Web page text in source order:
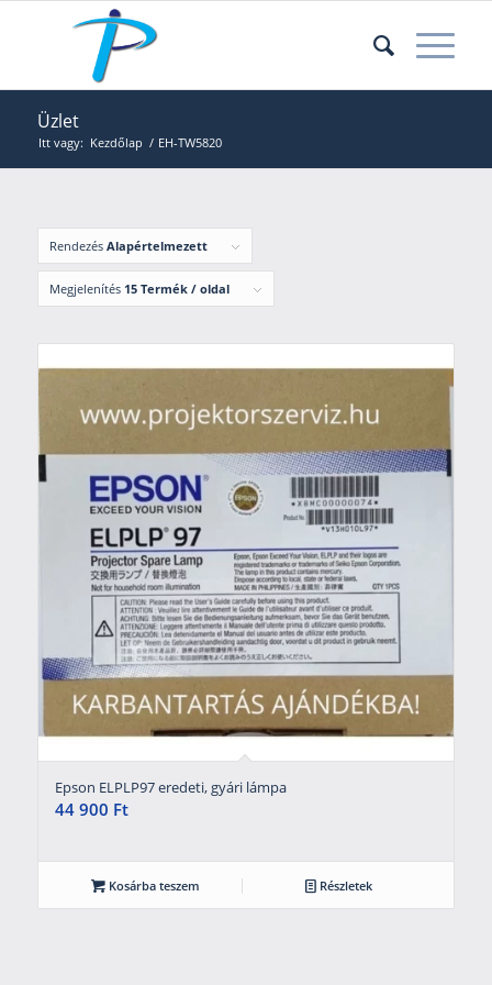
Üzlet
Itt vagy: Kezdőlap / EH-TW5820
Rendezés Alapértelmezett
Megjelenítés 15 Termék / oldal
Epson ELPLP97 eredeti, gyári lámpa
44 900 Ft
Kosárba teszem Részletek